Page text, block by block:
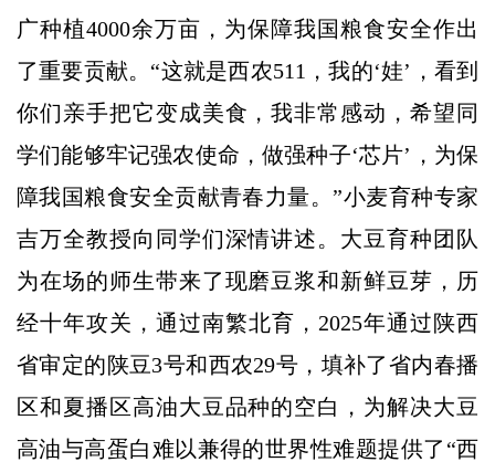
广种植4000余万亩，为保障我国粮食安全作出
了重要贡献。“这就是西农511，我的‘娃’，看到
你们亲手把它变成美食，我非常感动，希望同
学们能够牢记强农使命，做强种子‘芯片’，为保
障我国粮食安全贡献青春力量。”小麦育种专家
吉万全教授向同学们深情讲述。大豆育种团队
为在场的师生带来了现磨豆浆和新鲜豆芽，历
经十年攻关，通过南繁北育，2025年通过陕西
省审定的陕豆3号和西农29号，填补了省内春播
区和夏播区高油大豆品种的空白，为解决大豆
高油与高蛋白难以兼得的世界性难题提供了“西